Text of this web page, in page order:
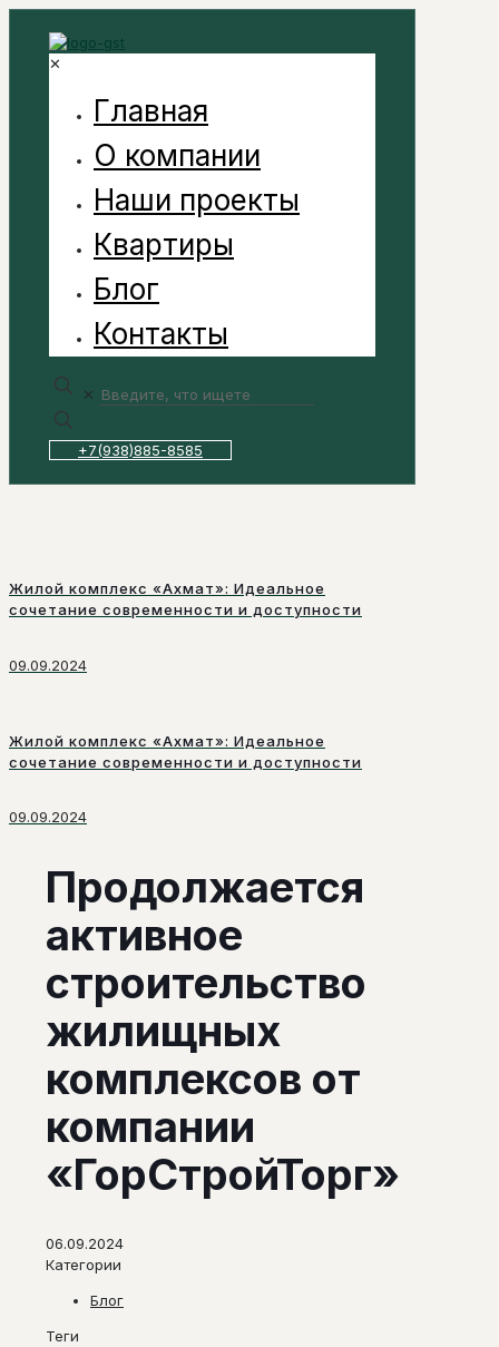
✕
Главная
О компании
Наши проекты
Квартиры
Блог
Контакты
✕
+7(938)885-8585
Жилой комплекс «Ахмат»: Идеальное
сочетание современности и доступности
09.09.2024
Жилой комплекс «Ахмат»: Идеальное
сочетание современности и доступности
09.09.2024
Продолжается
активное
строительство
жилищных
комплексов от
компании
«ГорСтройТорг»
06.09.2024
Категории
Блог
Теги